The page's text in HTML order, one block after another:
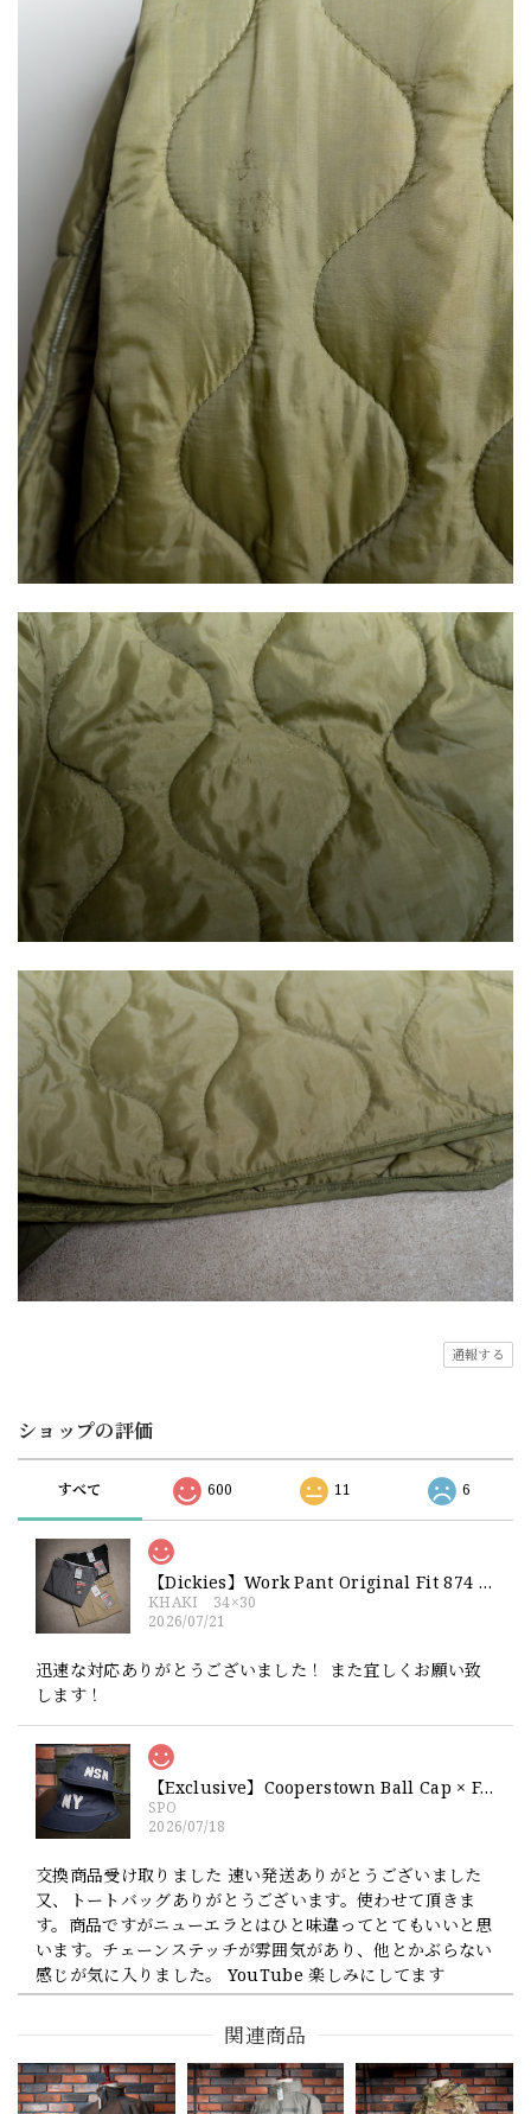
通報する
ショップの評価
すべて 600 11 6
【Dickies】Work Pant Original Fit 874 新品 ディッキーズ オリジナルフィット ワークパンツ
KHAKI 34×30
2026/07/21
迅速な対応ありがとうございました！ また宜しくお願い致
します！
【Exclusive】Cooperstown Ball Cap × FAR EAST SIGNAL "NSN / NY" NAVY×WHITE Made in USA 別注 新品 クーパーズタウンボールキャップ 6パネル 紺
SPO
2026/07/18
交換商品受け取りました 速い発送ありがとうございました
又、トートバッグありがとうございます。使わせて頂きま
す。商品ですがニューエラとはひと味違ってとてもいいと思
います。チェーンステッチが雰囲気があり、他とかぶらない
感じが気に入りました。 YouTube 楽しみにしてます
【Cooperstown Ball Cap】Made in USA Baseball Cap "1952 BIRMINGHAM BLACK BARONS" 新品 クーパーズタウンボールキャップ バーミングハムブラックバロンズ 6パネル
GREEN
2026/07/17
関連商品